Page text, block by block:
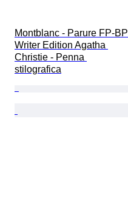
Montblanc - Parure FP-BP
Writer Edition Agatha
Christie - Penna
stilografica